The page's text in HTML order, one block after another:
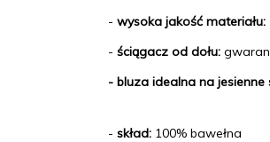
- wysoka jakość materiału:
- ściągacz od dołu:
- bluza idealna na jesienne
- skład: 100% bawełna